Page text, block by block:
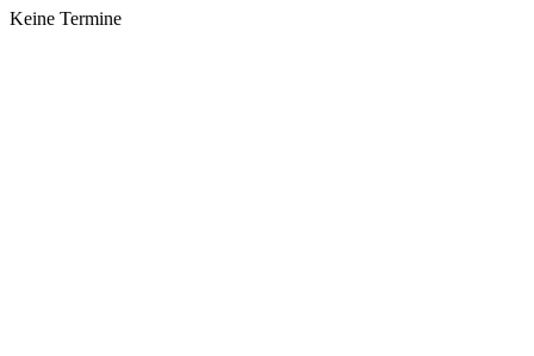
Keine Termine